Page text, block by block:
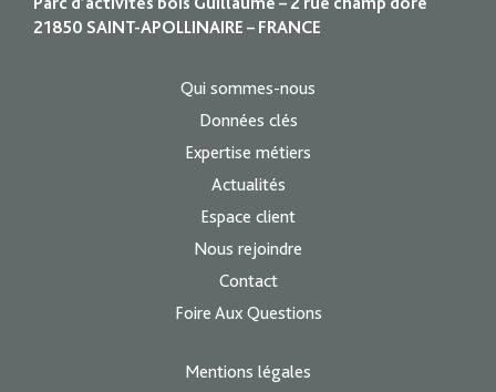
21850 SAINT-APOLLINAIRE – FRANCE
Qui sommes-nous
Données clés
Expertise métiers
Actualités
Espace client
Nous rejoindre
Contact
Foire Aux Questions
Mentions légales